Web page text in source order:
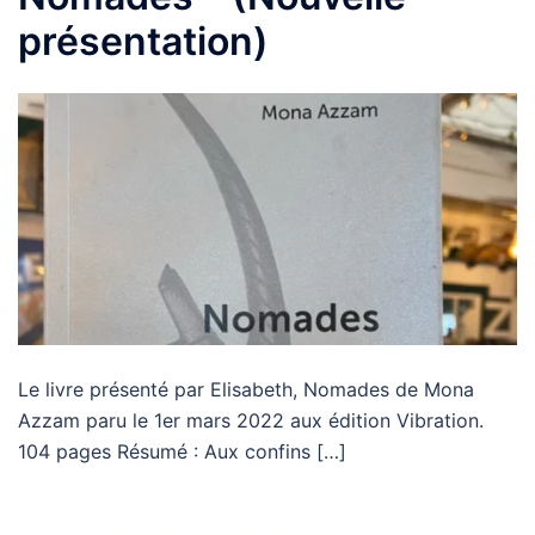
présentation)
Le livre présenté par Elisabeth, Nomades de Mona
Azzam paru le 1er mars 2022 aux édition Vibration.
104 pages Résumé : Aux confins […]